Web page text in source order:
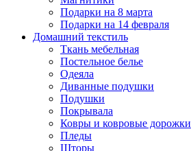
Подарки на 8 марта
Подарки на 14 февраля
Домашний текстиль
Ткань мебельная
Постельное белье
Одеяла
Диванные подушки
Подушки
Покрывала
Ковры и ковровые дорожки
Пледы
Шторы